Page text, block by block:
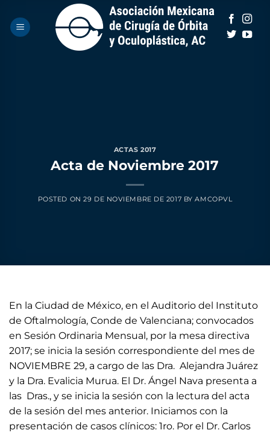
contenido
ACTAS 2017
Acta de Noviembre 2017
POSTED ON29 DE NOVIEMBRE DE 2017 BYAMCOPVL
En la Ciudad de México, en el Auditorio del Instituto
de Oftalmología, Conde de Valenciana; convocados
en Sesión Ordinaria Mensual, por la mesa directiva
2017; se inicia la sesión correspondiente del mes de
NOVIEMBRE 29, a cargo de las Dra. Alejandra Juárez
y la Dra. Evalicia Murua. El Dr. Ángel Nava presenta a
las Dras., y se inicia la sesión con la lectura del acta
de la sesión del mes anterior. Iniciamos con la
presentación de casos clínicos: 1ro. Por el Dr. Carlos